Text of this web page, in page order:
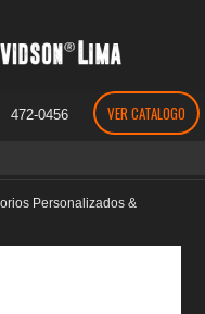
472-0456 VER CATALOGO
Personalizados &